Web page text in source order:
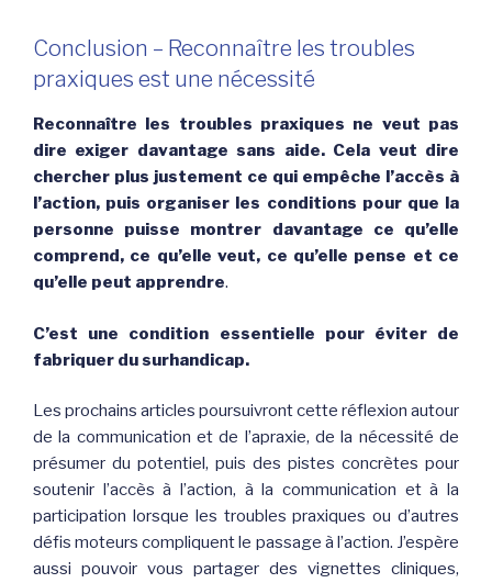
Conclusion – Reconnaître les troubles
praxiques est une nécessité
Reconnaître les troubles praxiques ne veut pas
dire exiger davantage sans aide. Cela veut dire
chercher plus justement ce qui empêche l’accès à
l’action, puis organiser les conditions pour que la
personne puisse montrer davantage ce qu’elle
comprend, ce qu’elle veut, ce qu’elle pense et ce
qu’elle peut apprendre.
C’est une condition essentielle pour éviter de
fabriquer du surhandicap.
Les prochains articles poursuivront cette réflexion autour
de la communication et de l’apraxie, de la nécessité de
présumer du potentiel, puis des pistes concrètes pour
soutenir l’accès à l’action, à la communication et à la
participation lorsque les troubles praxiques ou d’autres
défis moteurs compliquent le passage à l’action. J’espère
aussi pouvoir vous partager des vignettes cliniques,